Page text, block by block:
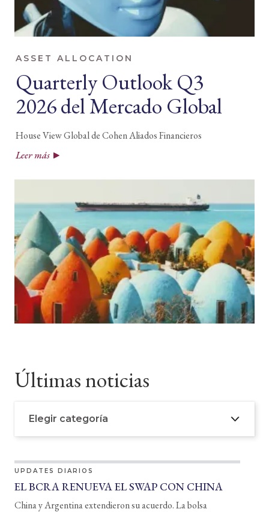
ASSET ALLOCATION
Quarterly Outlook Q3
2026 del Mercado Global
House View Global de Cohen Aliados Financieros
Leer más
Últimas noticias
Elegir categoría
UPDATES DIARIOS
EL BCRA RENUEVA EL SWAP CON CHINA
China y Argentina extendieron su acuerdo. La bolsa